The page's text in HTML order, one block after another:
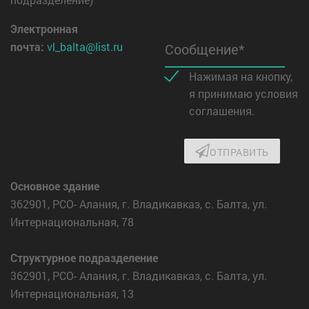
Электронная
почта: vl_balta@list.ru Сообщение*
Нажимая на кнопку,
я принимаю условия
соглашения.
ОТПРАВИТЬ
Основное здание
362901, РСО- Алания, г. Владикавказ, с. Балта, ул.
Интернациональная, 78
Структурное подразделение
362901, РСО- Алания, г. Владикавказ, с. Балта, ул.
Интернациональная, 13